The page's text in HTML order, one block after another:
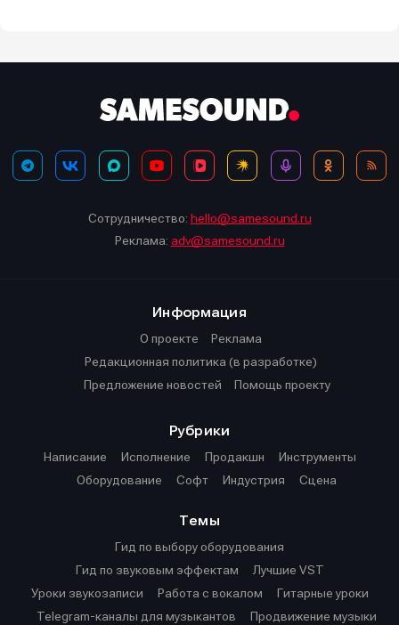
Сотрудничество: hello@samesound.ru
Реклама: adv@samesound.ru
Информация
О проекте
Реклама
Редакционная политика (в разработке)
Предложение новостей
Помощь проекту
Рубрики
Написание
Исполнение Продакшн
Инструменты
Оборудование
Софт Индустрия Сцена
Темы
Гид по выбору оборудования
Гид по звуковым эффектам
Лучшие VST
Уроки звукозаписи
Работа с вокалом
Гитарные уроки
Telegram-каналы для музыкантов
Продвижение музыки